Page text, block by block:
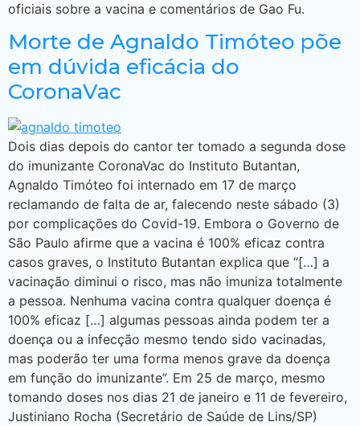
oficiais sobre a vacina e comentários de Gao Fu.
Morte de Agnaldo Timóteo põe
em dúvida eficácia do
CoronaVac
Dois dias depois do cantor ter tomado a segunda dose
do imunizante CoronaVac do Instituto Butantan,
Agnaldo Timóteo foi internado em 17 de março
reclamando de falta de ar, falecendo neste sábado (3)
por complicações do Covid-19. Embora o Governo de
São Paulo afirme que a vacina é 100% eficaz contra
casos graves, o Instituto Butantan explica que “[…] a
vacinação diminui o risco, mas não imuniza totalmente
a pessoa. Nenhuma vacina contra qualquer doença é
100% eficaz […] algumas pessoas ainda podem ter a
doença ou a infecção mesmo tendo sido vacinadas,
mas poderão ter uma forma menos grave da doença
em função do imunizante”. Em 25 de março, mesmo
tomando doses nos dias 21 de janeiro e 11 de fevereiro,
Justiniano Rocha (Secretário de Saúde de Lins/SP)